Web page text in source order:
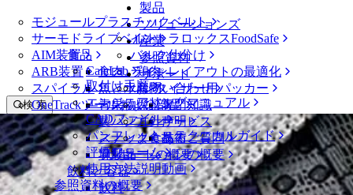
製品
モジュールプラスチックベルト
サーモドライブベルト
AIM装置
ARB装置
スパイラル
OneTrackツールおよび部品
ソリューションズ
イントラロックスFoodSafe
バルク仕分け
ラインレイアウトの最適化
パレタイザー用パッカー
専門知識
サービス
技術
ソリューションの概要
産業
食品
食肉、鶏肉
魚と水産物
青果物
製パン
スナック食品
乳製品
飲料と容器
飲料
参照資料
CalcLab
取付け手順
エンジニアリングマニュアル
CADファイル
パンフレット・テクニカルガイド
評価フォーム
使用方法説明動画
参照資料の概要
サポート
お問い合わせ
保証
方針声明
よくあるご質問
サポートの概要
検 索
メニューを開く
ベルトファインダー
ベルトファインダー
モジュールプラスチックベルト